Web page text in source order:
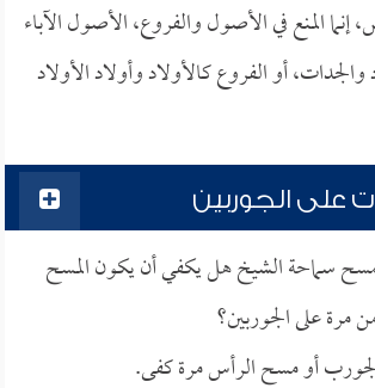
المنع في الأصول والفروع، الأصول الآباء
أو الفروع كالأولاد وأولاد الأولاد
على الجوربين
سماحة الشيخ هل يكفي أن يكون المسح
مرة على الجوربين؟
أو مسح الرأس مرة كفى.